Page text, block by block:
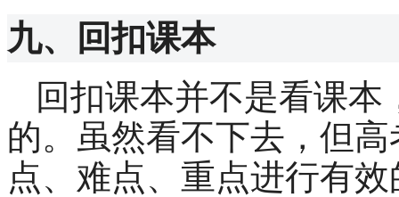
九、回扣课本
回扣课本并不是看课
的。虽然看不下去，但
点、难点、重点进行有